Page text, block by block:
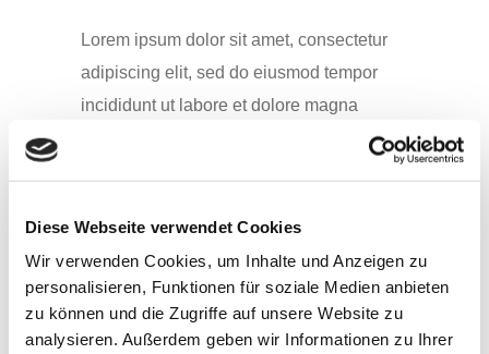
Diese Webseite verwendet Cookies
Wir verwenden Cookies, um Inhalte und Anzeigen zu
personalisieren, Funktionen für soziale Medien anbieten
zu können und die Zugriffe auf unsere Website zu
analysieren. Außerdem geben wir Informationen zu Ihrer
Lorem ipsum dolor sit amet, consectetur
adipiscing elit, sed do eiusmod tempor
incididunt ut labore et dolore magna
aliqua. Ut enim ad minim veniam, quis
Lorem ipsum dolor sit amet, consectetur
adipiscing elit, sed do eiusmod tempor